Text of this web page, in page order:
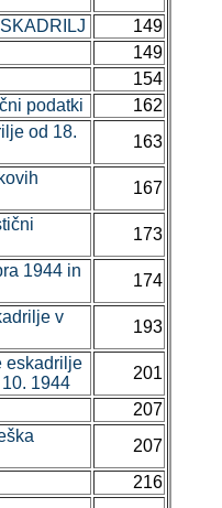
149
149
154
podatki
162
od 18.
163
167
173
1944 in
174
v
193
eskadrilje
1944
201
207
207
216